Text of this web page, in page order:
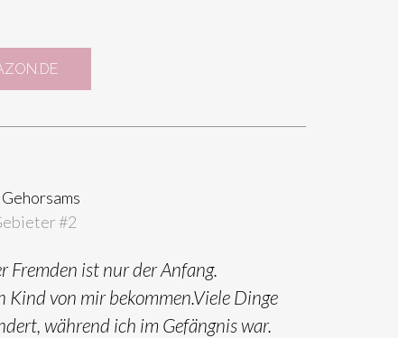
#2
Fremden ist nur der Anfang.
Kind von mir bekommen.Viele Dinge
während ich im Gefängnis war.